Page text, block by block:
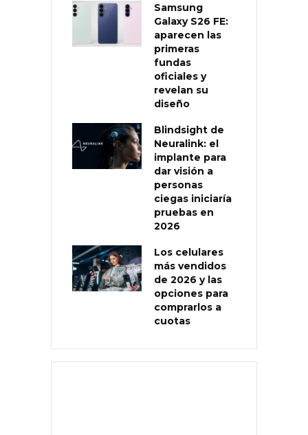
Samsung
Galaxy S26 FE:
aparecen las
primeras
fundas
oficiales y
revelan su
diseño
Blindsight de
Neuralink: el
implante para
dar visión a
personas
ciegas iniciaría
pruebas en
2026
Los celulares
más vendidos
de 2026 y las
opciones para
comprarlos a
cuotas